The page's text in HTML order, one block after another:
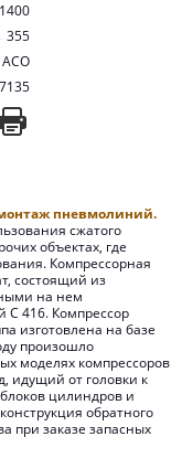
355
АСО
пневмолиний.
сжатого
объектах, где
Компрессорная
состоящий из
на нем
С 416. Компрессор
изготовлена на базе
произошло
моделях компрессоров
идущий от головки к
цилиндров и
обратного
при заказе запасных